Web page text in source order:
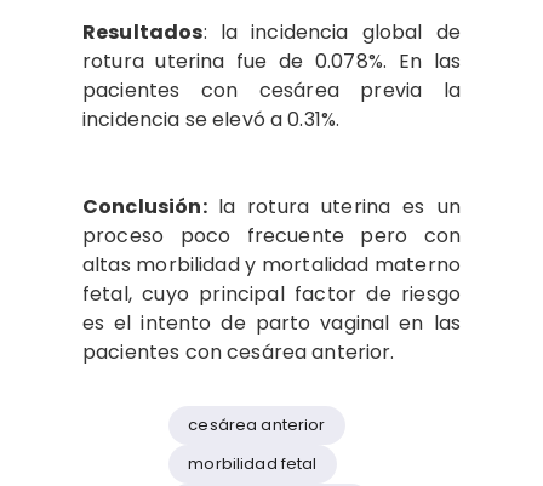
Resultados: la incidencia global de
rotura uterina fue de 0.078%. En las
pacientes con cesárea previa la
incidencia se elevó a 0.31%.
Conclusión: la rotura uterina es un
proceso poco frecuente pero con
altas morbilidad y mortalidad materno
fetal, cuyo principal factor de riesgo
es el intento de parto vaginal en las
pacientes con cesárea anterior.
cesárea anterior
morbilidad fetal